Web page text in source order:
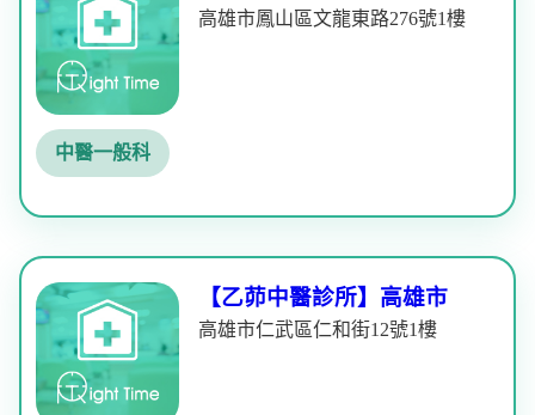
高雄市鳳山區文龍東路276號1樓
中醫一般科
【乙茆中醫診所】高雄市
高雄市仁武區仁和街12號1樓